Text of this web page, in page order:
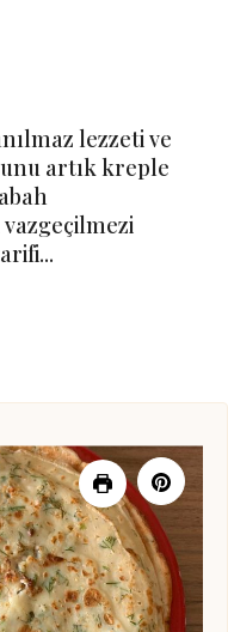
lezzeti ve
artık kreple
vazgeçilmezi